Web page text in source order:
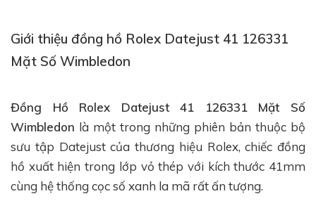
Giới thiệu đồng hồ Rolex Datejust 41 126331
Mặt Số Wimbledon
Đồng Hồ Rolex Datejust 41 126331 Mặt Số
Wimbledon là một trong những phiên bản thuộc bộ
sưu tập Datejust của thương hiệu Rolex, chiếc đồng
hồ xuất hiện trong lớp vỏ thép với kích thước 41mm
cùng hệ thống cọc số xanh la mã rất ấn tượng.